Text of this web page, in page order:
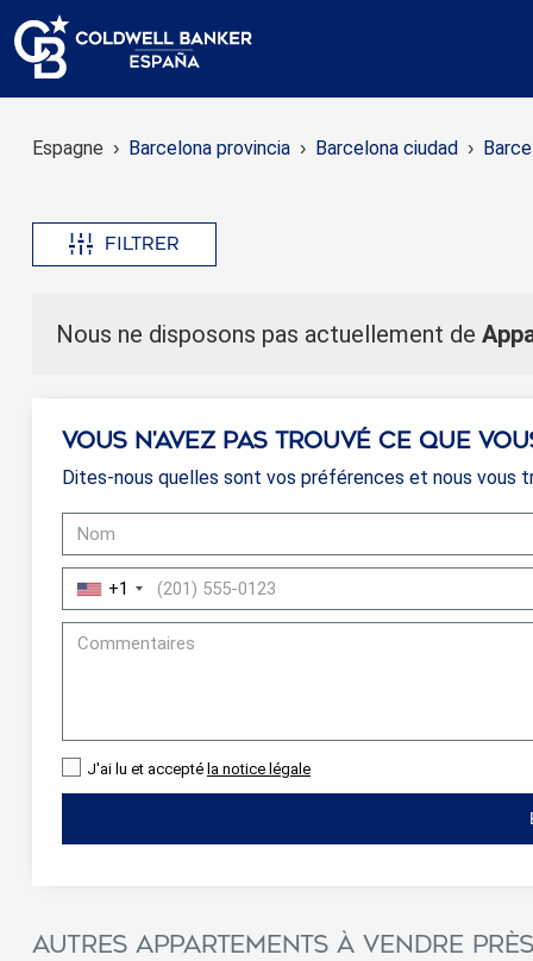
Espagne Barcelona provincia Barcelona ciudad
Filtrer
Nous ne disposons pas actuellement de
Vous n'avez pas trouvé ce que
Dites-nous quelles sont vos préférences et nous vous
+1
J'ai lu et accepté la notice légale
Autres appartements à vendreCe site